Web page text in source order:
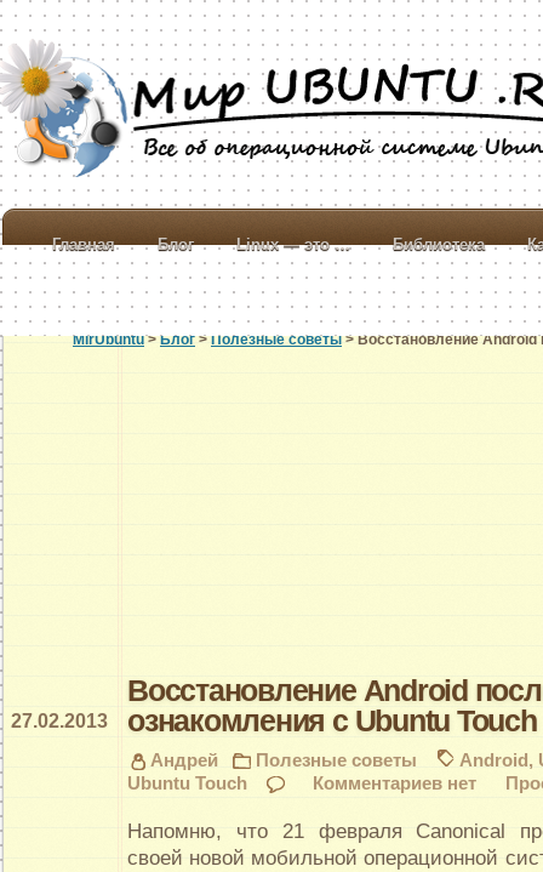
Главная Блог Linux — это … Библиотека
MirUbuntu>Блог>Полезные советы> Восстановление Android
Восстановление Android
ознакомления с Ubuntu Touch
27.02.2013
Андрей
Полезные советы Android,
Ubuntu Touch
Комментариев нет
Напомню, что 21 февраля Canonical
своей новой мобильной операционной